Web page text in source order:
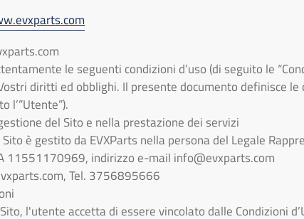
le seguenti condizioni d’uso (di seguito le
diritti ed obblighi. Il presente documento definisce
l’”Utente”).
del Sito e nella prestazione dei servizi
è gestito da EVXParts nella persona del Legale
11551170969, indirizzo e-mail info@evxparts.com
, Tel. 3756895666
l'utente accetta di essere vincolato dalle Condizioni